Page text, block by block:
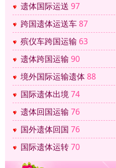
遗体国际运送 97
跨国遗体运送车87
殡仪车跨国运输 63
遗体跨国运输 90
境外国际运输遗体88
国际遗体出境74
遗体回国运输 76
国外遗体回国 76
国际遗体运转70